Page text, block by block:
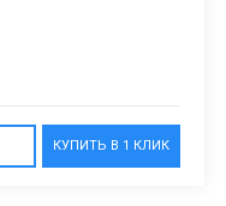
КУПИТЬ В 1 КЛИК